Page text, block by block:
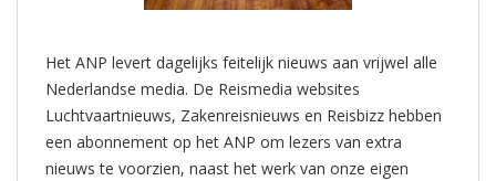
Het ANP levert dagelijks feitelijk nieuws aan vrijwel alle
Nederlandse media. De Reismedia websites
Luchtvaartnieuws, Zakenreisnieuws en Reisbizz hebben
een abonnement op het ANP om lezers van extra
nieuws te voorzien, naast het werk van onze eigen